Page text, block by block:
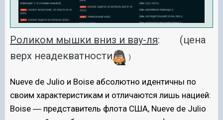
Роликом мышки вниз и вау-ля: (цена
верх неадекватности
)
Nueve de Julio и Boise абсолютно идентичны по
своим характеристикам и отличаются лишь нацией:
Boise ― представитель флота США, Nueve de Julio